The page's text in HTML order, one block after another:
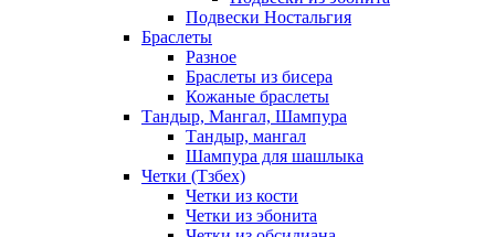
Подвески Ностальгия
Браслеты
Разное
Браслеты из бисера
Кожаные браслеты
Тандыр, Мангал, Шампура
Тандыр, мангал
Шампура для шашлыка
Четки (Тзбех)
Четки из кости
Четки из эбонита